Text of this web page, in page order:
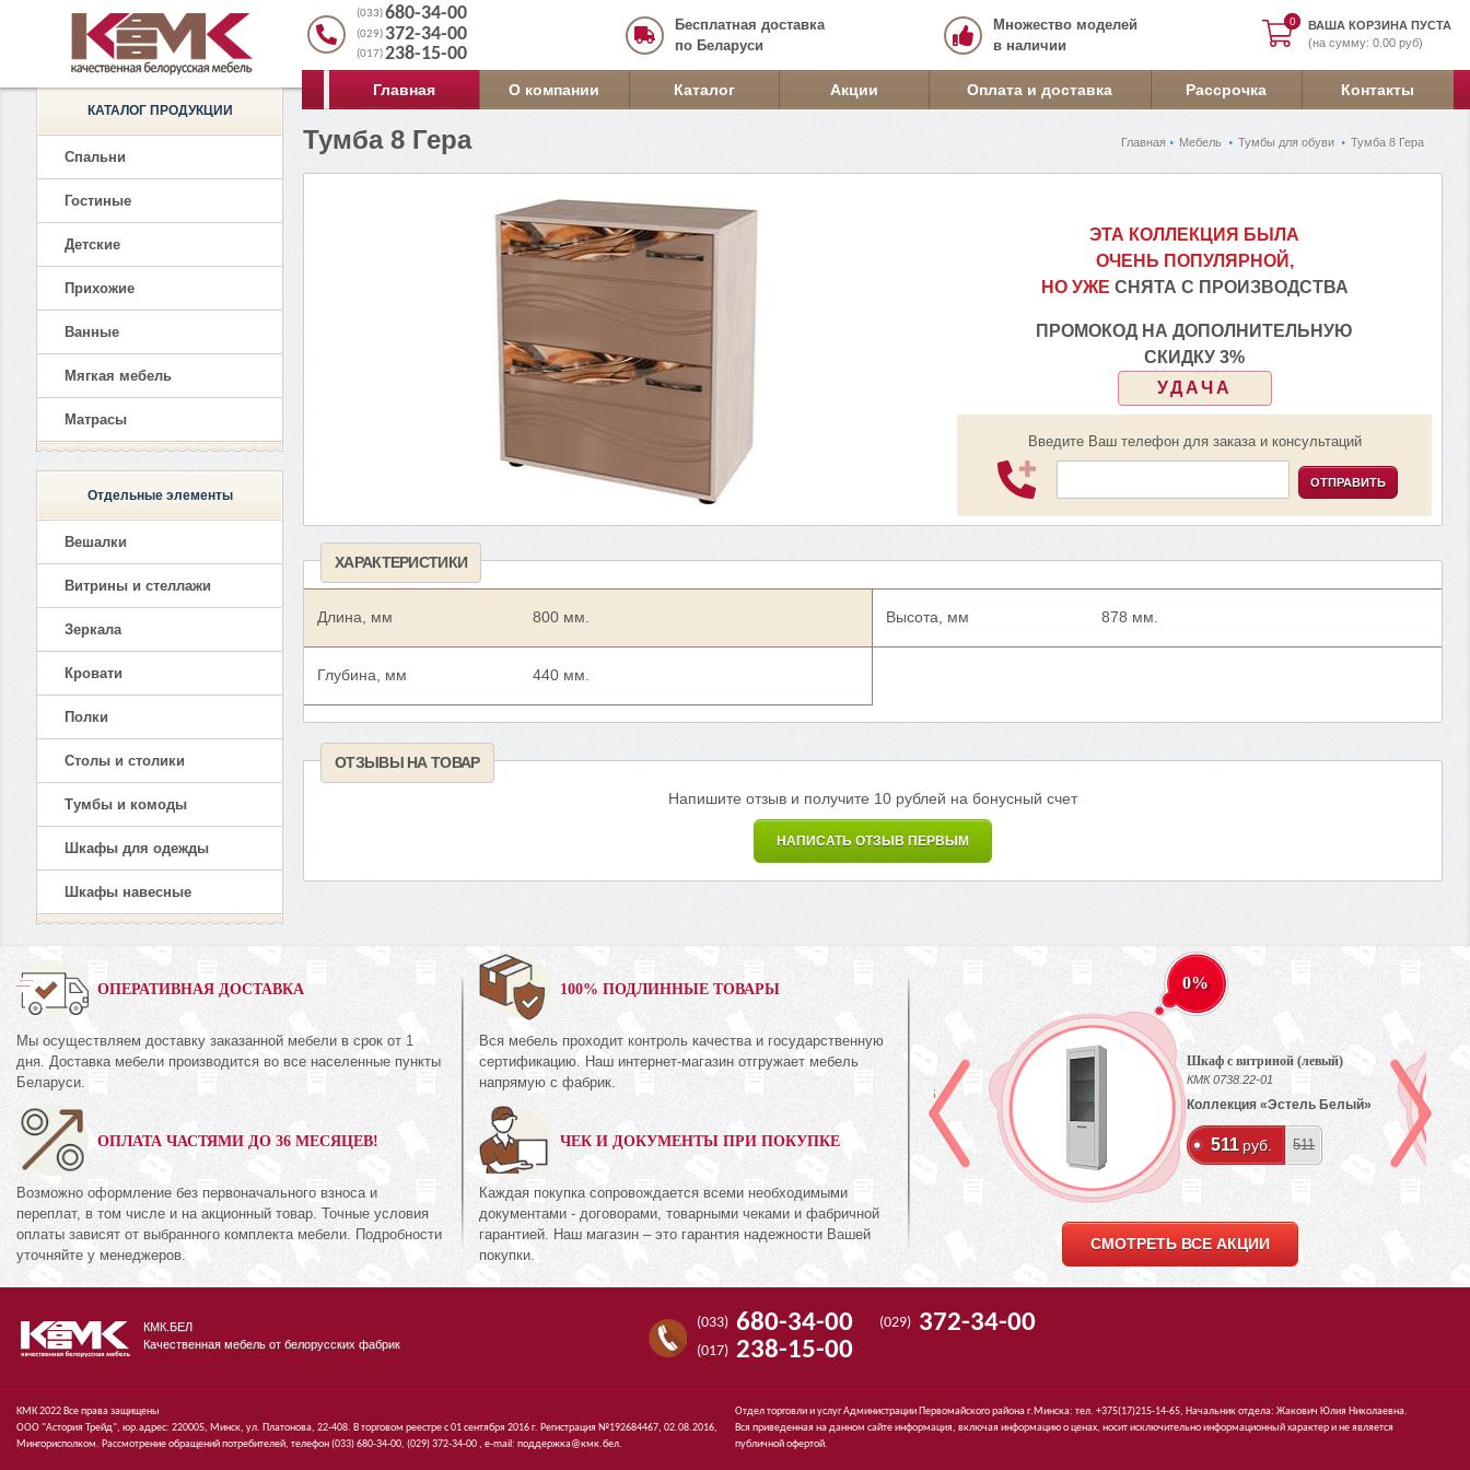
0
0
ВАША КОРЗИНА ПУСТА
(на сумму: 0.00 руб)
(033)680-34-00
(029) 372-34-00
(017)238-15-00
Бесплатная доставка
по Беларуси
Множество моделей
в наличии
Главная О компании Каталог Акции Оплата и доставка Рассрочка Контакты
Главная Мебель Тумбы для обуви Тумба 8 Гера
Тумба 8 Гера
ЭТА КОЛЛЕКЦИЯ БЫЛА
ОЧЕНЬ ПОПУЛЯРНОЙ,
НО УЖЕ СНЯТА С ПРОИЗВОДСТВА
ПРОМОКОД НА ДОПОЛНИТЕЛЬНУЮ
СКИДКУ 3%
УДАЧА
Введите Ваш телефон для заказа и консультаций
ОТПРАВИТЬ
ХАРАКТЕРИСТИКИ
Длина, мм 800 мм.
Глубина, мм 440 мм.
Высота, мм 878 мм.
ОТЗЫВЫ НА ТОВАР
Напишите отзыв и получите 10 рублей на бонусный счет
НАПИСАТЬ ОТЗЫВ ПЕРВЫМ
КАТАЛОГ ПРОДУКЦИИ
Спальни
Гостиные
Детские
Прихожие
Ванные
Мягкая мебель
Матрасы
Отдельные элементы
Вешалки
Витрины и стеллажи
Зеркала
Кровати
Полки
Столы и столики
Тумбы и комоды
Шкафы для одежды
Шкафы навесные
ОПЕРАТИВНАЯ ДОСТАВКА
Мы осуществляем доставку заказанной мебели в срок от 1
дня. Доставка мебели производится во все населенные пункты
Беларуси.
ОПЛАТА ЧАСТЯМИ ДО 36 МЕСЯЦЕВ!
Возможно оформление без первоначального взноса и
переплат, в том числе и на акционный товар. Точные условия
оплаты зависят от выбранного комплекта мебели. Подробности
уточняйте у менеджеров.
100% ПОДЛИННЫЕ ТОВАРЫ
Вся мебель проходит контроль качества и государственную
сертификацию. Наш интернет-магазин отгружает мебель
напрямую с фабрик.
ЧЕК И ДОКУМЕНТЫ ПРИ ПОКУПКЕ
Каждая покупка сопровождается всеми необходимыми
документами - договорами, товарными чеками и фабричной
гарантией. Наш магазин – это гарантия надежности Вашей
покупки.
01
руб. 672
Шкаф для одежды
Коллекция «Риксос»
1 395
0%
Комод 3Я
КМК 0738.10-02
Коллекция «Эстель Дуб
0%
Шкаф с витриной (левый)
КМК 0738.22-01
Коллекция «Эстель Белый»
511 руб. 511
СМОТРЕТЬ ВСЕ АКЦИИ
КМК.БЕЛ
Качественная мебель от белорусских фабрик
(033) 680-34-00 (029) 372-34-00
(017) 238-15-00
КМК 2022 Все права защищены
ООО "Астория Трейд", юр.адрес: 220005, Минск, ул. Платонова, 22-408. В торговом реестре с 01 сентября 2016 г. Регистрация №192684467, 02.08.2016,
Мингорисполком. Рассмотрение обращений потребителей, телефон(033)680-34-00, (029)372-34-00 , e-mail: поддержка@кмк.бел.
Отдел торговли и услуг Администрации Первомайского района г.Минска: тел. +375(17)215-14-65, Начальник отдела: Жакович Юлия Николаевна.
Вся приведенная на данном сайте информация, включая информацию о ценах, носит исключительно информационный характер и не является
публичной офертой.